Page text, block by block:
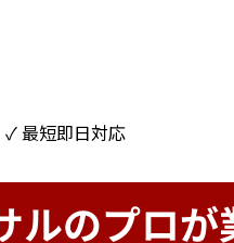
✓ 最短即日対応